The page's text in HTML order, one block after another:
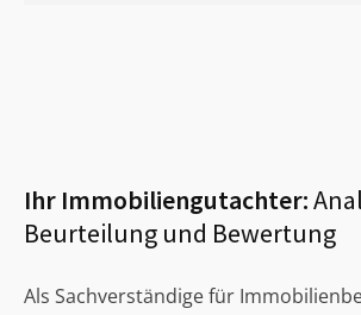
Ihr Immobiliengutachter:
Beurteilung und Bewertung
Als Sachverständige für